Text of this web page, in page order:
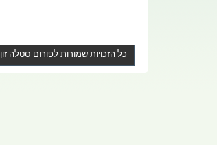
כל הזכויות שמורות לפורום סטלה זון